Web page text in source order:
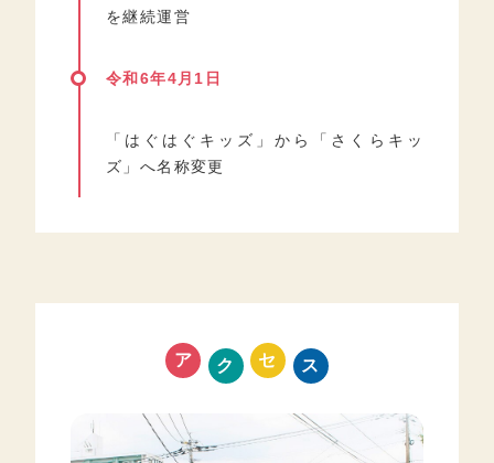
を継続運営
令和6年4月1日
「はぐはぐキッズ」から「さくらキッ
ズ」へ名称変更
ア ク セ ス